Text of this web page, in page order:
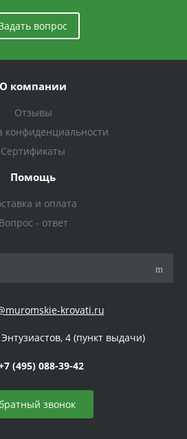
вопрос
О компании
Отзывы
конфиденциальности
Сертификаты
Помощь
и оплата
Вопрос - ответ
krovati.ru
4 (пункт выдачи)
(495) 088-39-42
звонок